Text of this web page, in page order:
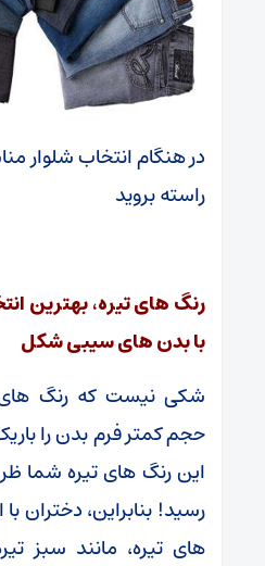
در هنگام انتخاب شلوار
راسته بروید
رنگ های تیره، بهترین
با بدن های سیبی شکل
شکی نیست که رنگ های
حجم کمتر فرم بدن را
این رنگ های تیره شما
رسید! بنابراین، دختران
های تیره، مانند سبز